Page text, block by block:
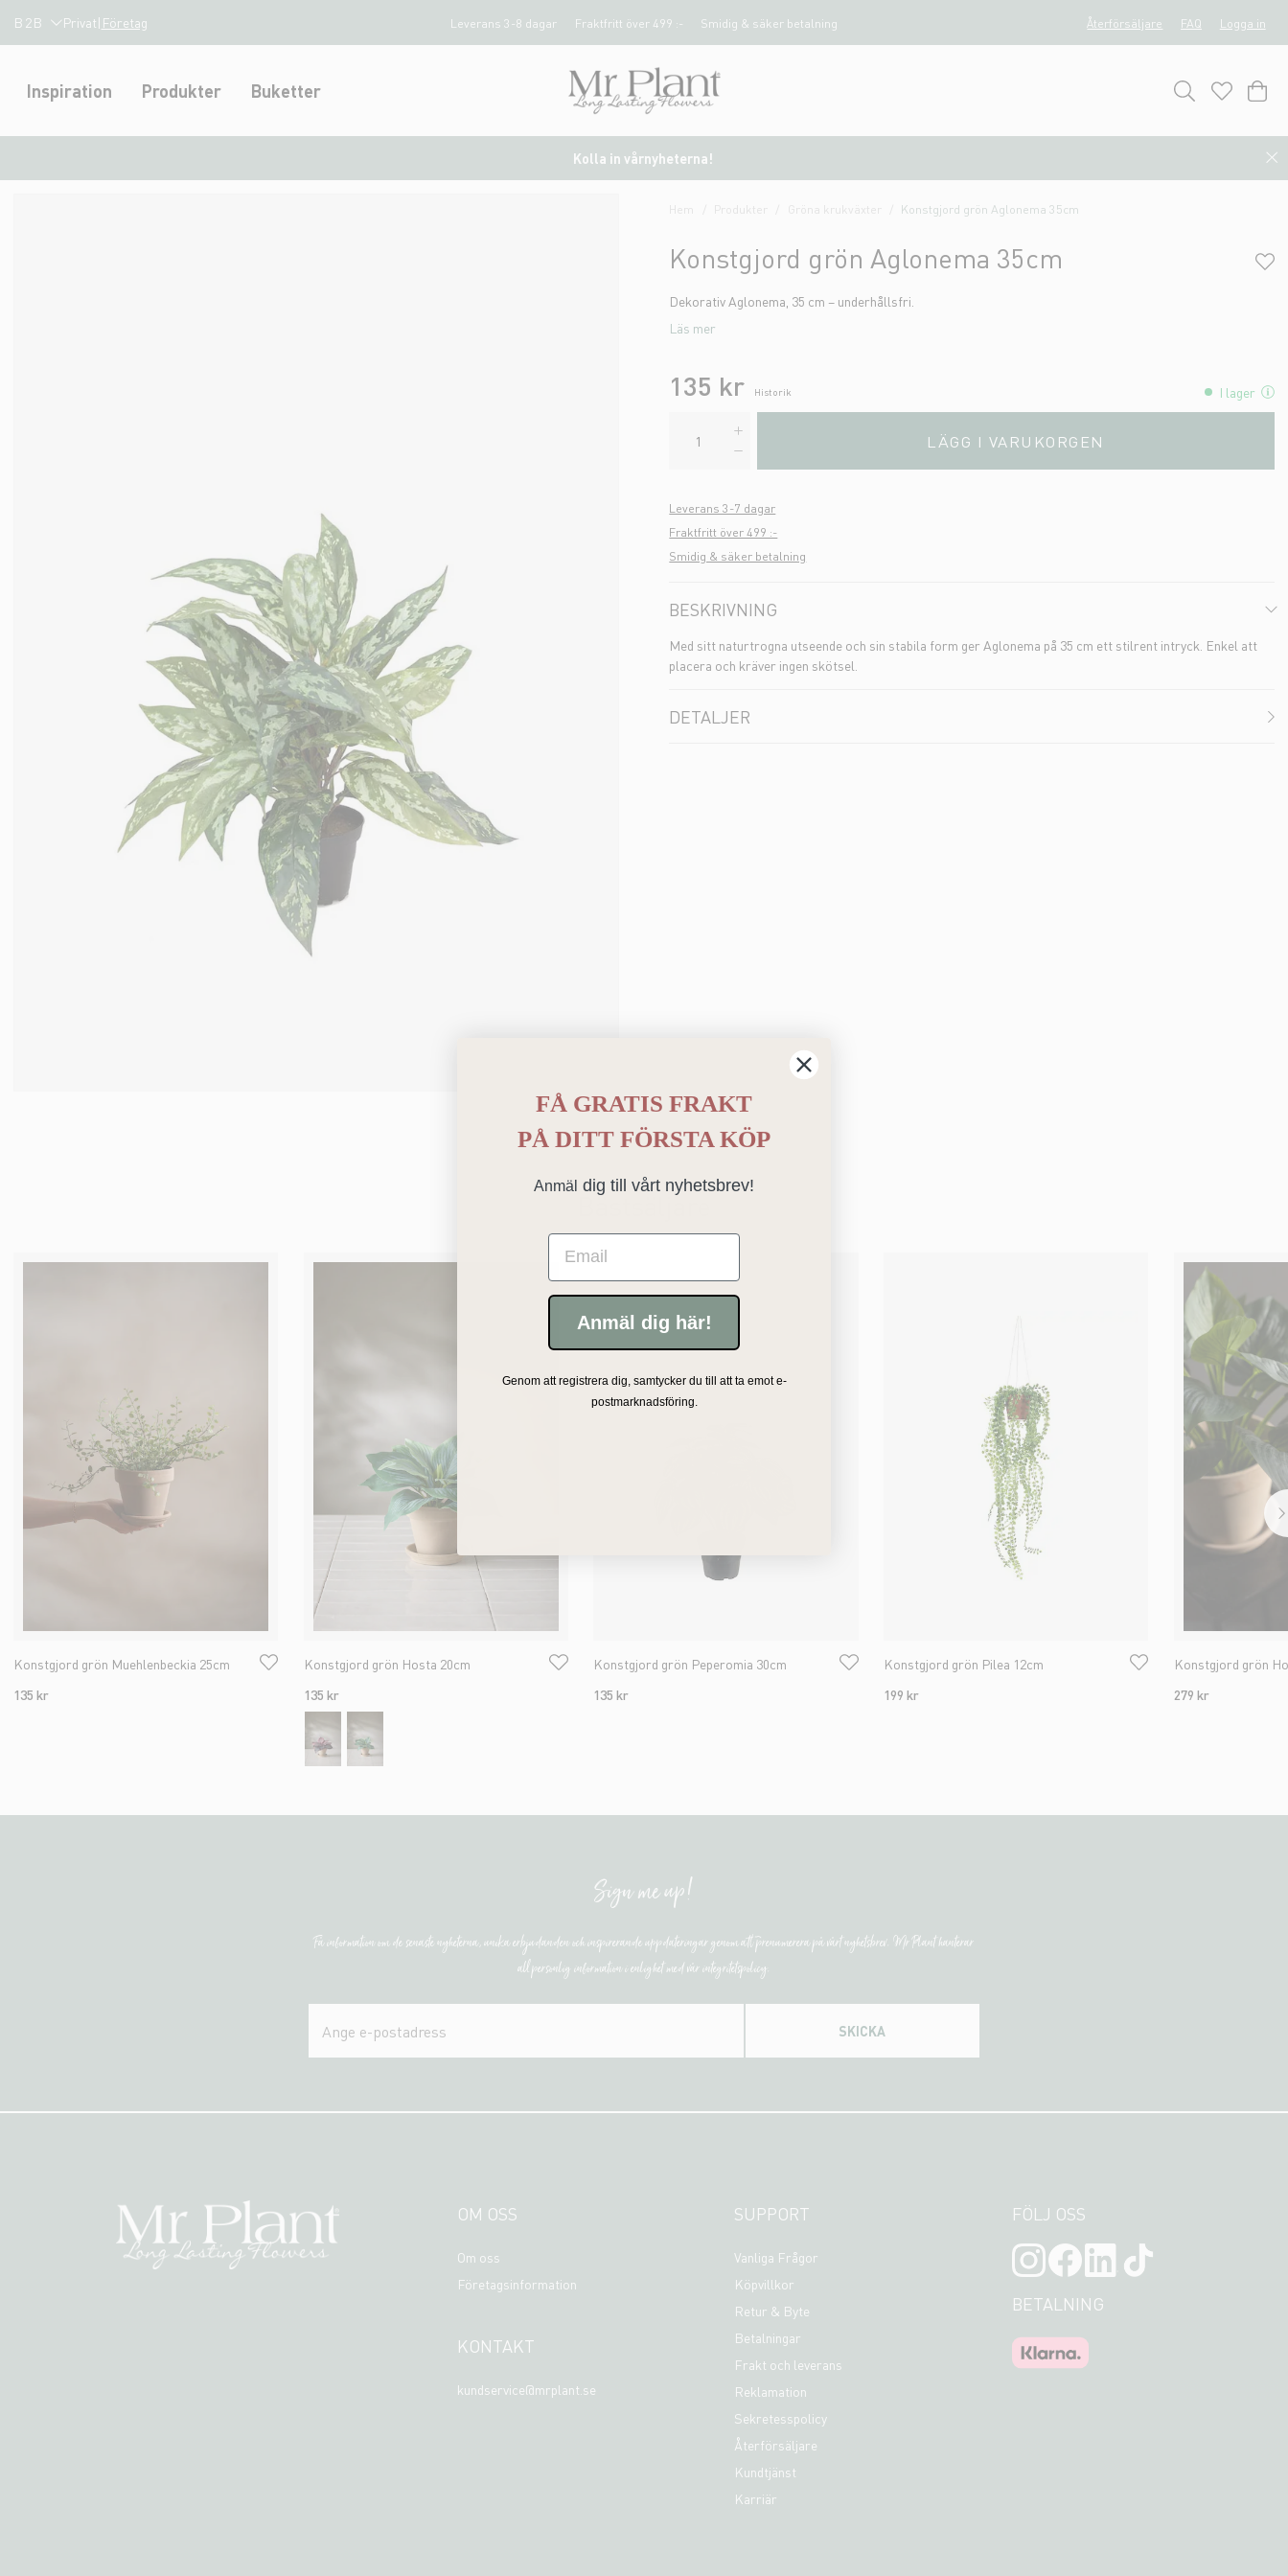
B2B Privat| Företag Leverans 3-8 dagar Fraktfritt över 499 :- Smidig & säker betalning Återförsäljare FAQ Logga in
Inspiration Produkter Buketter
Kolla in vårnyheterna!
Hem Produkter Gröna krukväxter Konstgjord grön Aglonema 35cm
Konstgjord grön Aglonema 35cm
Dekorativ Aglonema, 35 cm – underhållsfri.
Läs mer
135 kr Historik I lager
LÄGG I VARUKORGEN
Leverans 3-7 dagar
Fraktfritt över 499 :-
Smidig & säker betalning
BESKRIVNING
Med sitt naturtrogna utseende och sin stabila form ger Aglonema på 35 cm ett stilrent intryck. Enkel att
placera och kräver ingen skötsel.
DETALJER
Bästsäljare
Konstgjord grön Muehlenbeckia 25cm
135 kr
Konstgjord grön Hosta 20cm
135 kr
Konstgjord grön Peperomia 30cm
135 kr
Konstgjord grön Pilea 12cm
199 kr
Konstgjord grön
279 kr
Sign me up!
Få information om de senaste nyheterna, unika erbjudanden och inspirerande uppdateringar genom att prenumerera på vårt nyhetsbrev. Mr Plant hanterar
all personlig information i enlighet med vår integritetspolicy.
SKICKA
OM OSS
Om oss
Företagsinformation
KONTAKT
kundservice@mrplant.se
SUPPORT
Vanliga Frågor
Köpvillkor
Retur & Byte
Betalningar
Frakt och leverans
Reklamation
Sekretesspolicy
Återförsäljare
Kundtjänst
Karriär
FÖLJ OSS
BETALNING
FÅ GRATIS FRAKT
PÅ DITT FÖRSTA KÖP
Anmäl dig till vårt nyhetsbrev!
Email
Anmäl dig här!
Genom att registrera dig, samtycker du till att ta emot e-
postmarknadsföring.